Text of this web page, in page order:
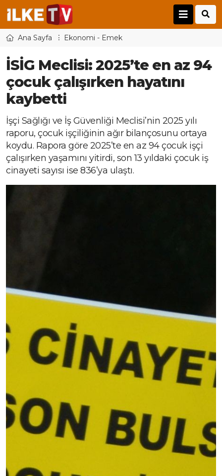
Ana Sayfa Ekonomi - Emek
İSİG Meclisi: 2025’te en az 94
çocuk çalışırken hayatını
kaybetti
İşçi Sağlığı ve İş Güvenliği Meclisi’nin 2025 yılı
raporu, çocuk işçiliğinin ağır bilançosunu ortaya
koydu. Rapora göre 2025’te en az 94 çocuk işçi
çalışırken yaşamını yitirdi, son 13 yıldaki çocuk iş
cinayeti sayısı ise 836’ya ulaştı.